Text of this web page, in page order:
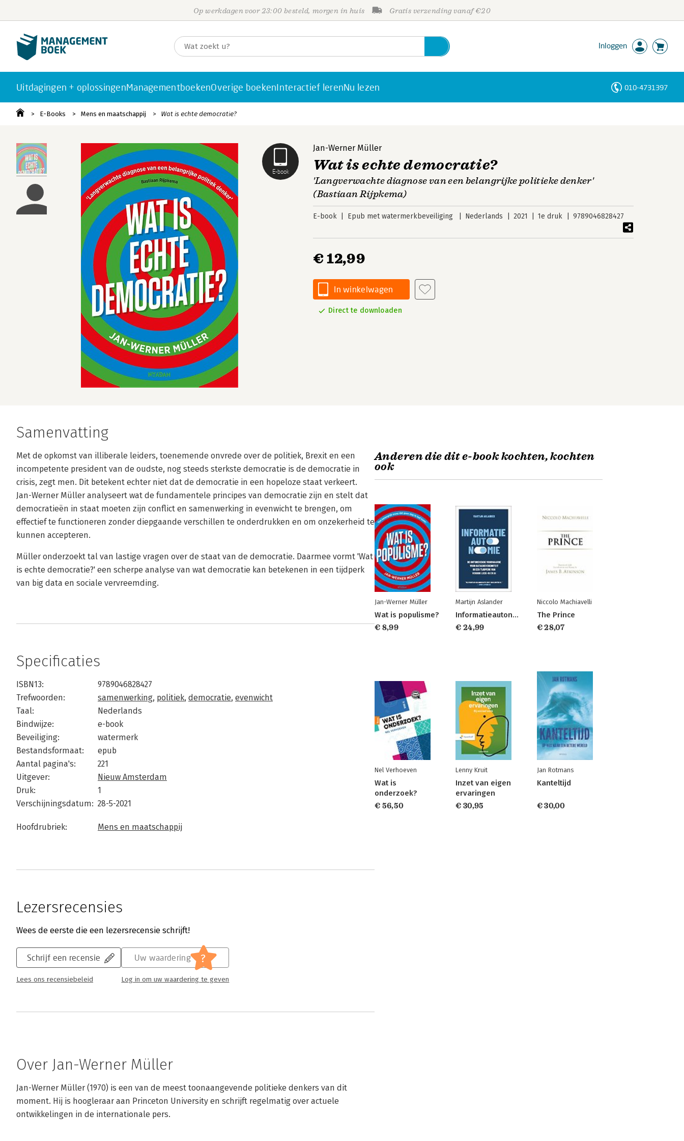
Op werkdagen voor 23:00 besteld, morgen in huis Gratis verzending vanaf €20
Inloggen
Uitdagingen + oplossingenManagementboekenOverige boekenInteractief lerenNu lezen 010-4731397
E-Books Mens en maatschappij Wat is echte democratie?
E-book
Jan-Werner Müller
Wat is echte democratie?
'Langverwachte diagnose van een belangrijke politieke denker'
(Bastiaan Rijpkema)
E-book Epub met watermerkbeveiliging Nederlands 2021 1e druk 9789046828427
€ 12,99
In winkelwagen
Direct te downloaden
Samenvatting
Met de opkomst van illiberale leiders, toenemende onvrede over de politiek, Brexit en een
incompetente president van de oudste, nog steeds sterkste democratie is de democratie in
crisis, zegt men. Dit betekent echter niet dat de democratie in een hopeloze staat verkeert.
Jan-Werner Müller analyseert wat de fundamentele principes van democratie zijn en stelt dat
democratieën in staat moeten zijn conflict en samenwerking in evenwicht te brengen, om
effectief te functioneren zonder diepgaande verschillen te onderdrukken en om onzekerheid te
kunnen accepteren.
Müller onderzoekt tal van lastige vragen over de staat van de democratie. Daarmee vormt 'Wat
is echte democratie?' een scherpe analyse van wat democratie kan betekenen in een tijdperk
van big data en sociale vervreemding.
Specificaties
ISBN13:
9789046828427
Trefwoorden:
samenwerking, politiek, democratie, evenwicht
Taal:
Nederlands
Bindwijze:
e-book
Beveiliging:
watermerk
Bestandsformaat:
epub
Aantal pagina's:
221
Uitgever:
Nieuw Amsterdam
Druk:
1
Verschijningsdatum: 28-5-2021
Hoofdrubriek: Mens en maatschappij
Lezersrecensies
Wees de eerste die een lezersrecensie schrijft!
Schrijf een recensie
Lees ons recensiebeleid
Uw waardering ?
Log in om uw waardering te geven
Over Jan-Werner Müller
Jan-Werner Müller (1970) is een van de meest toonaangevende politieke denkers van dit
moment. Hij is hoogleraar aan Princeton University en schrijft regelmatig over actuele
ontwikkelingen in de internationale pers.
Anderen die dit e-book kochten, kochten
ook
Jan-Werner Müller
Wat is populisme?
€ 8,99
Martijn Aslander
Informatieautonomie
€ 24,99
Niccolo Machiavelli
The Prince
€ 28,07
Nel Verhoeven
Wat is
onderzoek?
€ 56,50
Lenny Kruit
Inzet van eigen
ervaringen
€ 30,95
Jan Rotmans
Kanteltijd
€ 30,00
Personen